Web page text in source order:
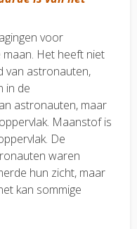
voor
Het heeft niet
van astronauten,
in de
astronauten, maar
Maanstof is
De
waren
hun zicht, maar
kan sommige